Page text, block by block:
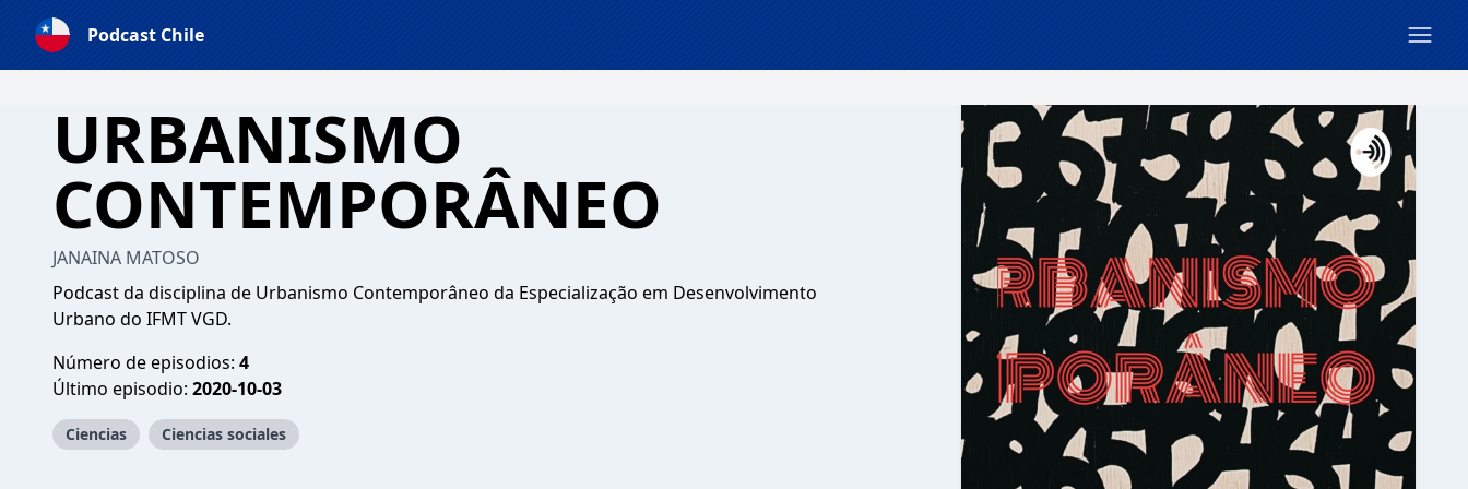
Podcast Chile
URBANISMO
CONTEMPORÂNEO
JANAINA MATOSO
Podcast da disciplina de Urbanismo Contemporâneo da Especialização em Desenvolvimento
Urbano do IFMT VGD.
Número de episodios: 4
Último episodio: 2020-10-03
Ciencias Ciencias sociales